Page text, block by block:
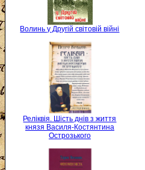
Волинь у Другій світовій війні
Реліквія. Шість днів з життя
князя Василя-Костянтина
Острозького